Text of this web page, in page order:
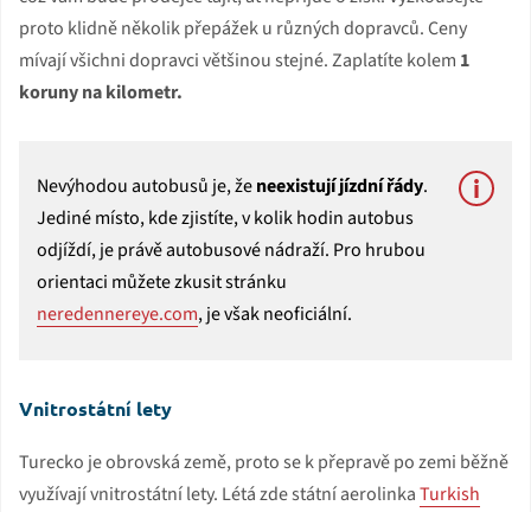
proto klidně několik přepážek u různých dopravců. Ceny
mívají všichni dopravci většinou stejné. Zaplatíte kolem 1
koruny na kilometr.
Nevýhodou autobusů je, ženeexistují jízdní řády.
Jediné místo, kde zjistíte, v kolik hodin autobus
odjíždí, je právě autobusové nádraží. Pro hrubou
orientaci můžete zkusit stránku
neredennereye.com, je však neoficiální.
Vnitrostátní lety
Turecko je obrovská země, proto se k přepravě po zemi běžně
využívají vnitrostátní lety. Létá zde státní aerolinkaTurkish